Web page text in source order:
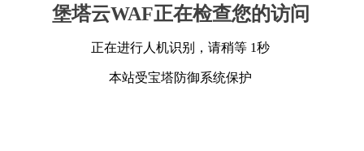
堡塔云WAF正在检查您的访问
正在进行人机识别，请稍等 1秒
本站受宝塔防御系统保护